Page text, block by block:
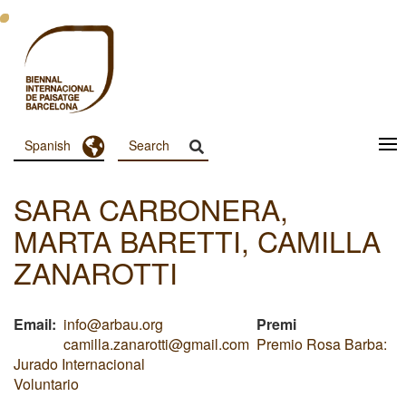
Pasar
contenido
principal
Menu
Principal
Dashboard
Spanish Toggle Dropdown
SARA CARBONERA,
MARTA BARETTI, CAMILLA
ZANAROTTI
Email
info@arbau.org
camilla.zanarotti@gmail.com
Premi
Premio Rosa Barba:
Jurado Internacional
Voluntario